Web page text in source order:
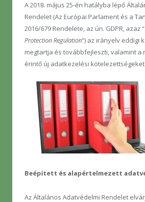
A 2018. május 25-én hatályba lépő
Rendelet (Az Európai Parlament és a
2016/679 Rendelete, az ún. GDPR, azaz “
Protection Regulation“) az irányelv eddigi
megtartja és továbbfejleszti, valamint a
érintő új adatkezelési
Beépített és alapértelmezett
Az Általános Adatvédelmi Rendelet